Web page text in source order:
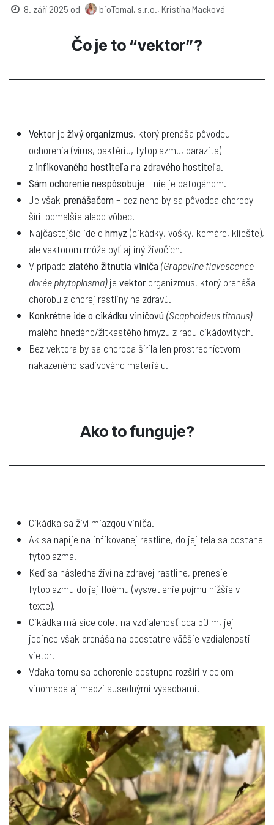
8. září 2025 od bioTomal, s.r.o., Kristína Macková
Čo je to “vektor”?
Vektor je živý organizmus, ktorý prenáša pôvodcu
ochorenia (vírus, baktériu, fytoplazmu, parazita)
z infikovaného hostiteľa na zdravého hostiteľa.
Sám ochorenie nespôsobuje– nie je patogénom.
Je však prenášačom – bez neho by sa pôvodca choroby
šíril pomalšie alebo vôbec.
Najčastejšie ide o hmyz (cikádky, vošky, komáre, kliešte),
ale vektorom môže byť aj iný živočích.
V prípade zlatého žltnutia viniča (Grapevine flavescence
dorée phytoplasma)je vektor organizmus, ktorý prenáša
chorobu z chorej rastliny na zdravú.
Konkrétne ide o cikádku viničovú (Scaphoideus titanus)–
malého hnedého/žltkastého hmyzu z radu cikádovitých.
Bez vektora by sa choroba šírila len prostredníctvom
nakazeného sadivového materiálu.
Ako to funguje?
Cikádka sa živí miazgou viniča.
Ak sa napije na infikovanej rastline, do jej tela sa dostane
fytoplazma.
Keď sa následne živí na zdravej rastline, prenesie
fytoplazmu do jej floému (vysvetlenie pojmu nižšie v
texte).
Cikádka má síce dolet na vzdialenosť cca 50 m, jej
jedince však prenáša na podstatne väčšie vzdialenosti
vietor.
Vďaka tomu sa ochorenie postupne rozšíri v celom
vinohrade aj medzi susednými výsadbami.